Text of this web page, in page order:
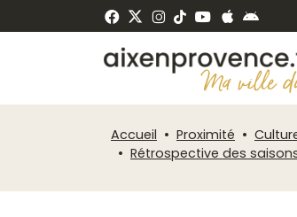
Accueil Proximité
Rétrospective des
de
Panneau de gestion des cookies